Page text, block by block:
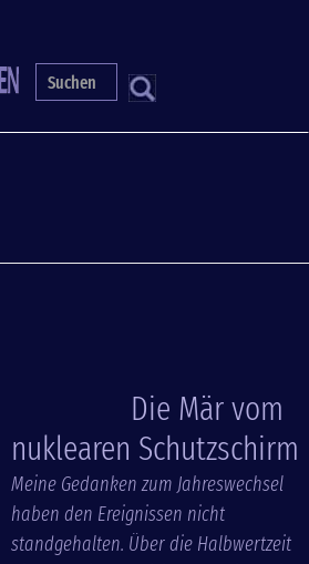
S
Die Mär vom
nuklearen Schutzschirm
Meine Gedanken zum Jahreswechsel
haben den Ereignissen nicht
standgehalten. Über die Halbwertzeit